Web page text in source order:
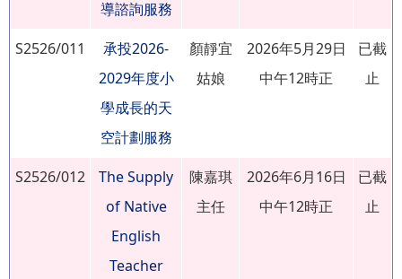
導諮詢服務
S2526/011
承投2026-
2029年度小
學成長的天
空計劃服務
顏靜宜
姑娘
2026年5月29日
中午12時正
已截
止
S2526/012
The Supply
of Native
English
Teacher
陳嘉琪
主任
2026年6月16日
中午12時正
已截
止